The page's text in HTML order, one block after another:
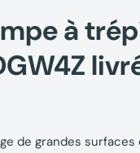
à
de grandes